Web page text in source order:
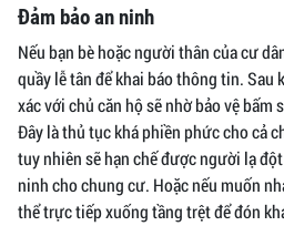
Đảm bảo an ninh
Nếu bạn bè hoặc người thân của cư
quầy lễ tân để khai báo thông tin. Sau
xác với chủ căn hộ sẽ nhờ bảo vệ
Đây là thủ tục khá phiền phức cho cả
tuy nhiên sẽ hạn chế được người lạ
ninh cho chung cư. Hoặc nếu muốn
thể trực tiếp xuống tầng trệt để đón